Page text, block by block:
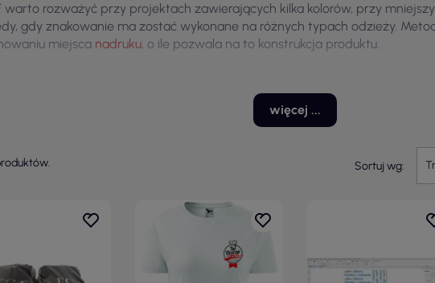
warto rozważyć przy projektach zawierających kilka kolorów, przy
gdy znakowanie ma zostać wykonane na różnych typach odzieży.
miejsca nadruku, o ile pozwala na to konstrukcja produktu.
więcej ...
Sortuj wg: